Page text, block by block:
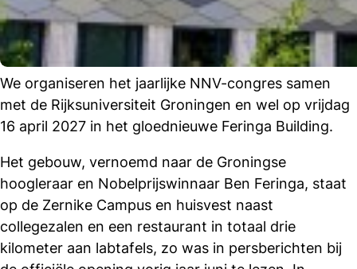
We organiseren het jaarlijke NNV-congres samen
met de Rijksuniversiteit Groningen en wel op vrijdag
16 april 2027 in het gloednieuwe Feringa Building.
Het gebouw, vernoemd naar de Groningse
hoogleraar en Nobelprijswinnaar Ben Feringa, staat
op de Zernike Campus en huisvest naast
collegezalen en een restaurant in totaal drie
kilometer aan labtafels, zo was in persberichten bij